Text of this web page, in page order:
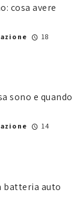
cosa avere
18
sono e quando
14
batteria auto